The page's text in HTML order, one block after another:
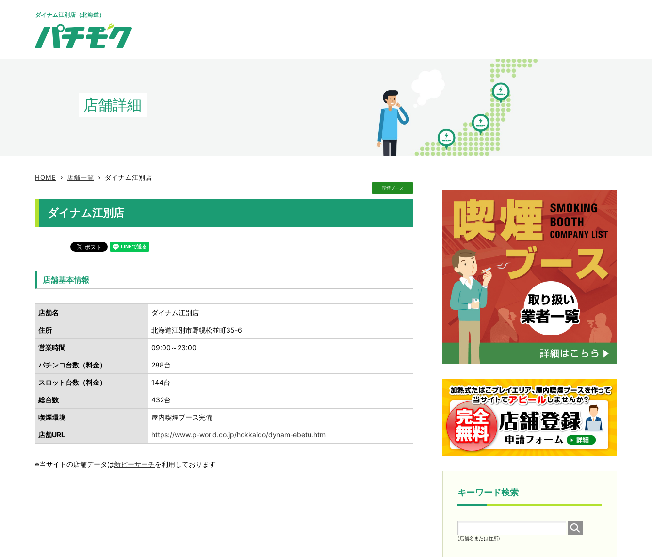
ダイナム江別店（北海道）
店舗詳細
HOME keyboard_arrow_right 店舗一覧 keyboard_arrow_right ダイナム江別店
喫煙ブース
ダイナム江別店
店舗基本情報
店舗名 ダイナム江別店
住所 北海道江別市野幌松並町35-6
営業時間 09:00～23:00
パチンコ台数（料金） 288台
スロット台数（料金） 144台
総台数 432台
喫煙環境 屋内喫煙ブース完備
店舗URL https://www.p-world.co.jp/hokkaido/dynam-ebetu.htm
※当サイトの店舗データは新ピーサーチを利用しております
キーワード検索
(店舗名または住所)